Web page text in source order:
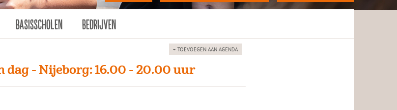
BASISSCHOLEN BEDRIJVEN
dag - Nijeborg: 16.00 - 20.00 uur
+ TOEVOEGEN AAN AGENDA